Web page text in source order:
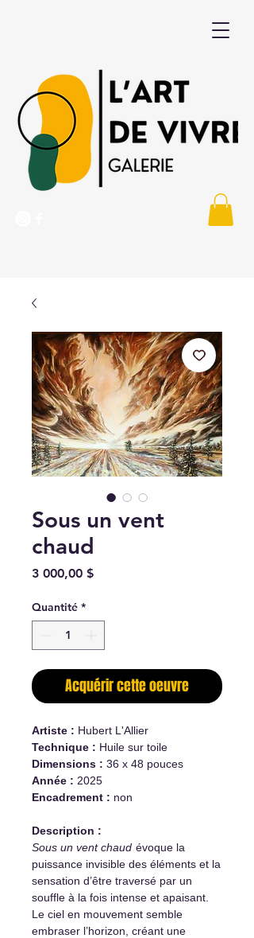
Sous un vent
chaud
3 000,00 $Prix
Quantité *
Acquérir cette oeuvre
Artiste : Hubert L'Allier
Technique : Huile sur toile
Dimensions : 36 x 48 pouces
Année : 2025
Encadrement : non
Description :
Sous un vent chaud évoque la
puissance invisible des éléments et la
sensation d’être traversé par un
souffle à la fois intense et apaisant.
Le ciel en mouvement semble
embraser l’horizon, créant une